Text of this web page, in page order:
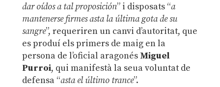
dar oídos a tal proposición” i disposats “a
mantenerse firmes asta la última gota de su
sangre”, requeriren un canvi d’autoritat, que
es produí els primers de maig en la
persona de l’oficial aragonés Miguel
Purroi, qui manifestà la seua voluntat de
defensa “asta el último trance”.